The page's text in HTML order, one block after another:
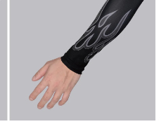
掌套 Racing Palm